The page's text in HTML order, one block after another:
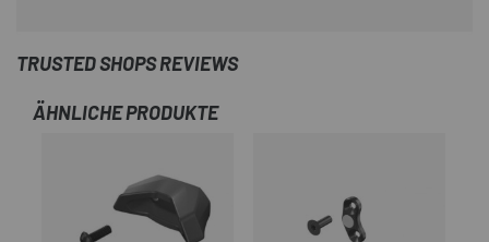
TRUSTED SHOPS REVIEWS
ÄHNLICHE PRODUKTE